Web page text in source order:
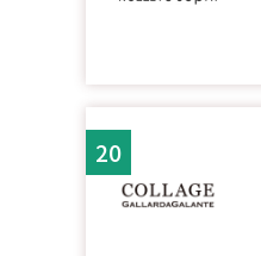
20